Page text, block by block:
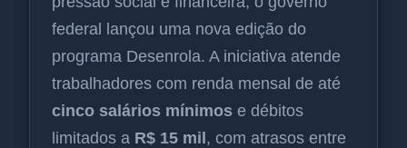
federal lançou uma nova edição do
programa Desenrola. A iniciativa atende
trabalhadores com renda mensal de até
cinco salários mínimos e débitos
limitados a R$ 15 mil, com atrasos entre